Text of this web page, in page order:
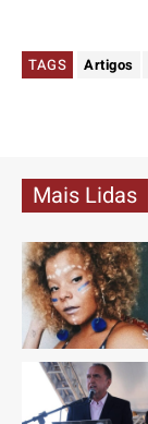
TAGS Artigos
Mais Lidas